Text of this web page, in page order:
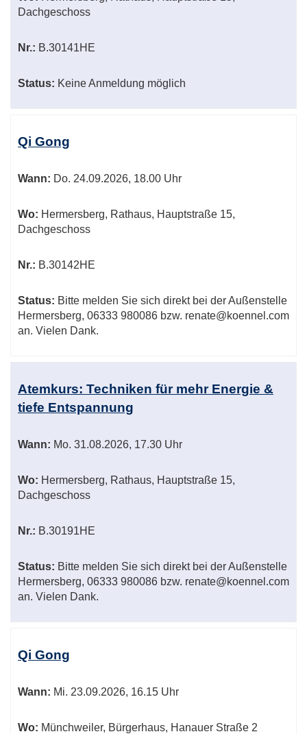
Dachgeschoss
Nr.: B.30141HE
Status: Keine Anmeldung möglich
Qi Gong
Wann: Do. 24.09.2026, 18.00 Uhr
Wo: Hermersberg, Rathaus, Hauptstraße 15,
Dachgeschoss
Nr.: B.30142HE
Status: Bitte melden Sie sich direkt bei der Außenstelle
Hermersberg, 06333 980086 bzw. renate@koennel.com
an. Vielen Dank.
Atemkurs: Techniken für mehr Energie &
tiefe Entspannung
Wann: Mo. 31.08.2026, 17.30 Uhr
Wo: Hermersberg, Rathaus, Hauptstraße 15,
Dachgeschoss
Nr.: B.30191HE
Status: Bitte melden Sie sich direkt bei der Außenstelle
Hermersberg, 06333 980086 bzw. renate@koennel.com
an. Vielen Dank.
Qi Gong
Wann: Mi. 23.09.2026, 16.15 Uhr
Wo: Münchweiler, Bürgerhaus, Hanauer Straße 2